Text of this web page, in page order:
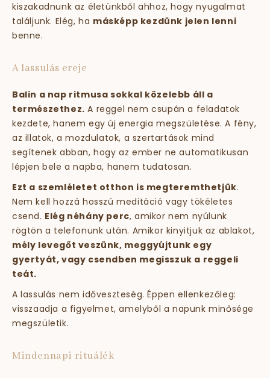
kiszakadnunk az életünkből ahhoz, hogy nyugalmat
találjunk. Elég, ha másképp kezdünk jelen lenni
benne.
A lassulás ereje
Balin a nap ritmusa sokkal közelebb áll a
természethez. A reggel nem csupán a feladatok
kezdete, hanem egy új energia megszületése. A fény,
az illatok, a mozdulatok, a szertartások mind
segítenek abban, hogy az ember ne automatikusan
lépjen bele a napba, hanem tudatosan.
Ezt a szemléletet otthon is megteremthetjük.
Nem kell hozzá hosszú meditáció vagy tökéletes
csend. Elég néhány perc, amikor nem nyúlunk
rögtön a telefonunk után. Amikor kinyitjuk az ablakot,
mély levegőt veszünk, meggyújtunk egy
gyertyát, vagy csendben megisszuk a reggeli
teát.
A lassulás nem időveszteség. Éppen ellenkezőleg:
visszaadja a figyelmet, amelyből a napunk minősége
megszületik.
Mindennapi rituálék